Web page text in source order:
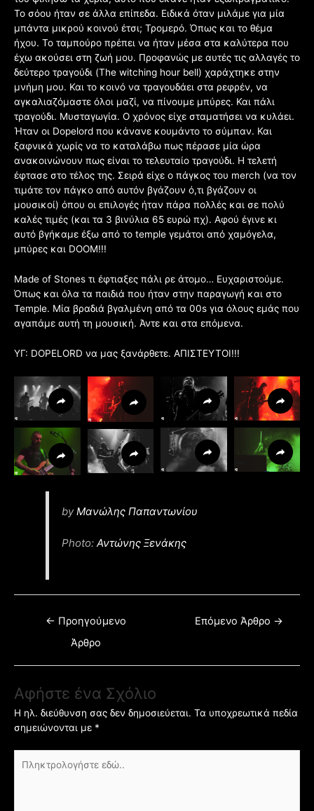
Το σόου ήταν σε άλλα επίπεδα. Ειδικά όταν μιλάμε για μία
μπάντα μικρού κοινού έτσι; Τρομερό. Όπως και το θέμα
ήχου. Το ταμπούρο πρέπει να ήταν μέσα στα καλύτερα που
έχω ακούσει στη ζωή μου. Προφανώς με αυτές τις αλλαγές το
δεύτερο τραγούδι (The witching hour bell) χαράχτηκε στην
μνήμη μου. Και το κοινό να τραγουδάει στα ρεφρέν, να
αγκαλιαζόμαστε όλοι μαζί, να πίνουμε μπύρες. Και πάλι
τραγούδι. Μυσταγωγία. Ο χρόνος είχε σταματήσει να κυλάει.
Ήταν οι Dopelord που κάνανε κουμάντο το σύμπαν. Και
ξαφνικά χωρίς να το καταλάβω πως πέρασε μία ώρα
ανακοινώνουν πως είναι το τελευταίο τραγούδι. Η τελετή
έφτασε στο τέλος της. Σειρά είχε ο πάγκος του merch (να τον
τιμάτε τον πάγκο από αυτόν βγάζουν ό,τι βγάζουν οι
μουσικοί) όπου οι επιλογές ήταν πάρα πολλές και σε πολύ
καλές τιμές (και τα 3 βινύλια 65 ευρώ πχ). Αφού έγινε κι
αυτό βγήκαμε έξω από το temple γεμάτοι από χαμόγελα,
μπύρες και DOOM!!!
Made of Stones τι έφτιαξες πάλι ρε άτομο… Ευχαριστούμε.
Όπως και όλα τα παιδιά που ήταν στην παραγωγή και στο
Temple. Μία βραδιά βγαλμένη από τα 00s για όλους εμάς που
αγαπάμε αυτή τη μουσική. Άντε και στα επόμενα.
ΥΓ: DOPELORD να μας ξανάρθετε. ΑΠΙΣΤΕΥΤΟΙ!!!
byΜανώλης Παπαντωνίου
Photo:Αντώνης Ξενάκης
← Προηγούμενο
Άρθρο
Επόμενο Άρθρο →
Αφήστε ένα Σχόλιο
Η ηλ. διεύθυνση σας δεν δημοσιεύεται. Τα υποχρεωτικά πεδία
σημειώνονται με *
εδώ..